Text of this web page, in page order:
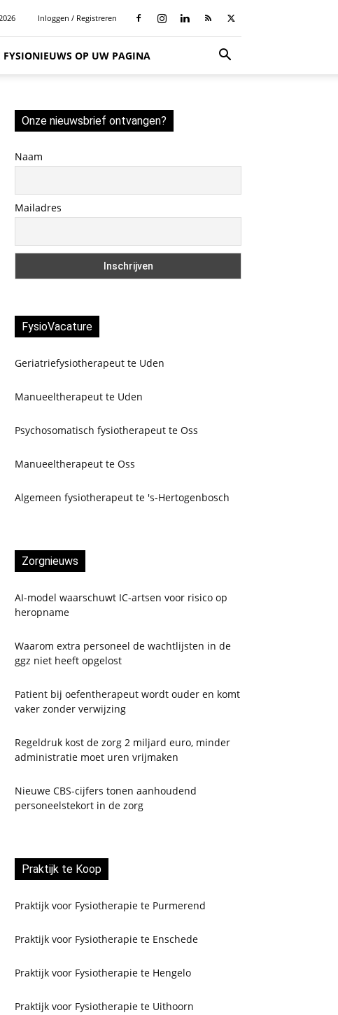
Inloggen / Registreren
FYSIONIEUWS OP UW PAGINA
Onze nieuwsbrief ontvangen?
Naam
Mailadres
FysioVacature
Geriatriefysiotherapeut te Uden
Manueeltherapeut te Uden
Psychosomatisch fysiotherapeut te Oss
Manueeltherapeut te Oss
Algemeen fysiotherapeut te 's-Hertogenbosch
Zorgnieuws
AI-model waarschuwt IC-artsen voor risico op
heropname
Waarom extra personeel de wachtlijsten in de
ggz niet heeft opgelost
Patient bij oefentherapeut wordt ouder en komt
vaker zonder verwijzing
Regeldruk kost de zorg 2 miljard euro, minder
administratie moet uren vrijmaken
Nieuwe CBS-cijfers tonen aanhoudend
personeelstekort in de zorg
Praktijk te Koop
Praktijk voor Fysiotherapie te Purmerend
Praktijk voor Fysiotherapie te Enschede
Praktijk voor Fysiotherapie te Hengelo
Praktijk voor Fysiotherapie te Uithoorn